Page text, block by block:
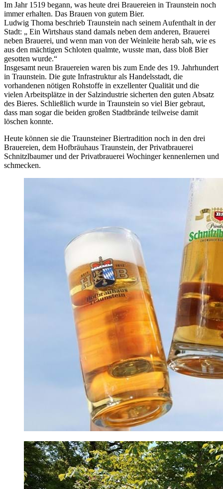
Im Jahr 1519 begann, was heute drei Brauereien in Traunstein noch
immer erhalten. Das Brauen von gutem Bier.
Ludwig Thoma beschrieb Traunstein nach seinem Aufenthalt in der
Stadt: „ Ein Wirtshaus stand damals neben dem anderen, Brauerei
neben Brauerei, und wenn man von der Weinleite herab sah, wie es
aus den mächtigen Schloten qualmte, wusste man, dass bloß Bier
gesotten wurde.“
Insgesamt neun Brauereien waren bis zum Ende des 19. Jahrhundert
in Traunstein. Die gute Infrastruktur als Handelsstadt, die
vorhandenen nötigen Rohstoffe in exzellenter Qualität und die
vielen Arbeitsplätze in der Salzindustrie sicherten den guten Absatz
des Bieres. Schließlich wurde in Traunstein so viel Bier gebraut,
dass man sogar die beiden großen Stadtbrände teilweise damit
löschen konnte.
Heute können sie die Traunsteiner Biertradition noch in den drei
Brauereien, dem Hofbräuhaus Traunstein, der Privatbrauerei
Schnitzlbaumer und der Privatbrauerei Wochinger kennenlernen und
schmecken.